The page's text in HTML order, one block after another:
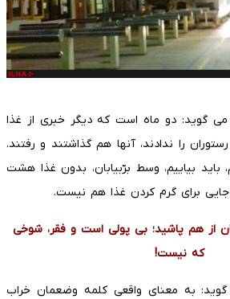
می گوید: دو ماه است که دیگر خبری از غذا
را ندادند، آنها هم گذاشتند و رفتند.
بیاییم، وسط برّبیابان، بدون غذا هشت
برای گرم کردن غذا هم نیست.
از هم پاشید؛ بی پولی است و فقر، شوخی
که نیست!
گوید: به معنای واقعی کلمه وضعمان خراب